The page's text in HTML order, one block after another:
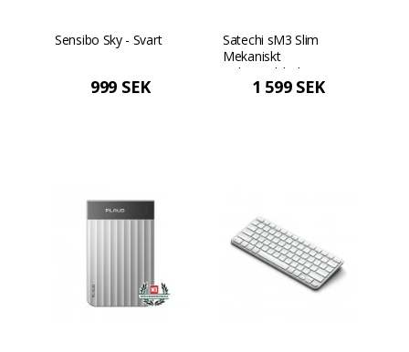
Sensibo Sky - Svart
999 SEK
Satechi sM3 Slim
Mekaniskt
Bakgrundsbelyst
Bluetooth
1 599 SEK